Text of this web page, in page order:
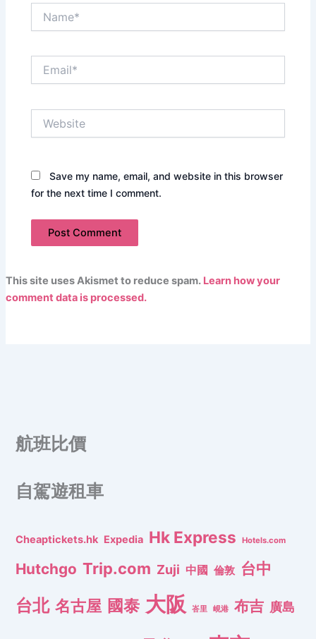
Save my name, email, and website in this browser
for the next time I comment.
This site uses Akismet to reduce spam. Learn how your
comment data is processed.
航班比價
自駕遊租車
Cheaptickets.hk Expedia Hk Express Hotels.com
Hutchgo Trip.com Zuji 中國 倫敦 台中
台北 名古屋 國泰 大阪 峇里 峴港 布吉 廣島